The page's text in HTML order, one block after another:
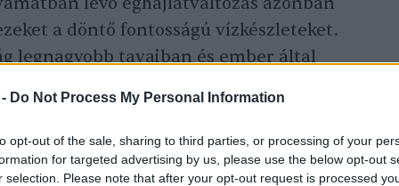
Do Not Process My Personal Information
opt-out of the sale, sharing to third parties, or processing of your
for targeted advertising by us, please use the below opt-out
selection. Please note that after your opt-out request is processed
a döntő fontosságú vízkészleteket.
legnagyobb tavaiban és ember által
fokozatosan csökkent az elmúlt
hatásokkal és az éghajlatváltozással
álló mozgatórugókat nem ismerjük